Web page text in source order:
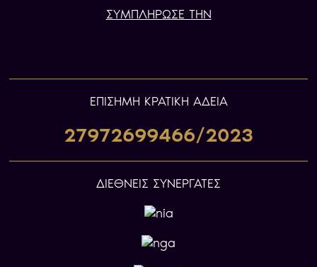
ΣΥΜΠΛΗΡΩΣΕ ΤΗΝ
ΕΠIΣΗΜΗ ΚΡΑΤΙΚΗ ΑΔΕΙΑ
27972699466/2023
ΔΙΕΘΝΕΙΣ ΣΥΝΕΡΓΑΤΕΣ